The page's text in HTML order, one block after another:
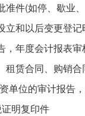
准件(如停、歇业
立和以后变更登
，年度会计报表
租赁合同、购销
单位的审计报告
明复印件